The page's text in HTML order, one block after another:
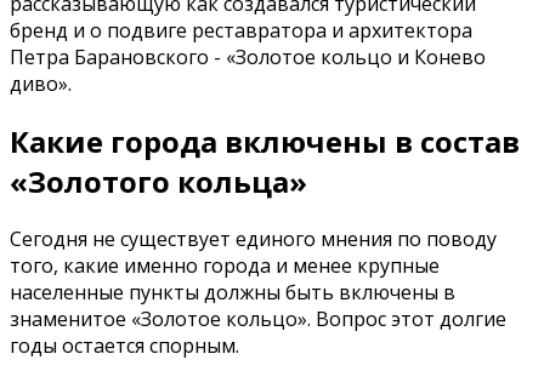
бренд и о подвиге реставратора и архитектора
Петра Барановского - «Золотое кольцо и Конево
диво».
Какие города включены в состав
«Золотого кольца»
Сегодня не существует единого мнения по поводу
того, какие именно города и менее крупные
населенные пункты должны быть включены в
знаменитое «Золотое кольцо». Вопрос этот долгие
годы остается спорным.